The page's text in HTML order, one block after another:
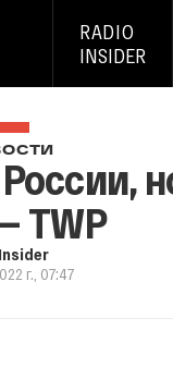
RADIO
INSIDER
TWP
г., 07:47